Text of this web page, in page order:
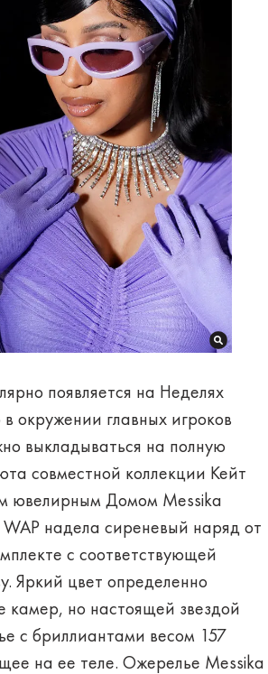
появляется на Неделях
окружении главных игроков
выкладываться на полную
совместной коллекции Кейт
ювелирным Домом Messika
надела сиреневый наряд от
с соответствующей
Яркий цвет определенно
камер, но настоящей звездой
с бриллиантами весом 157
на ее теле. Ожерелье Messika